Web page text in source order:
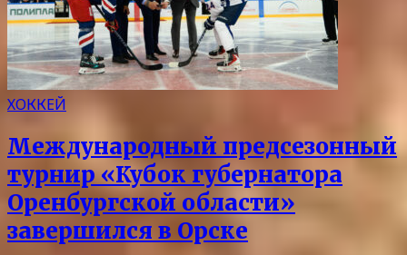
ХОККЕЙ
Международный предсезонный
турнир «Кубок губернатора
Оренбургской области»
завершился в Орске